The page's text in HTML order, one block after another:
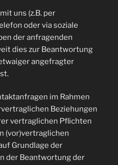
uns (z.B. per
oder via soziale
der anfragenden
dies zur Beantwortung
angefragter
im Rahmen
Beziehungen
vertraglichen Pflichten
(vor)vertraglichen
Grundlage der
der Beantwortung der